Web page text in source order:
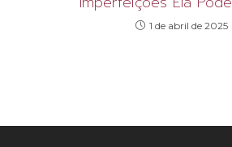
1 de abril de 2025